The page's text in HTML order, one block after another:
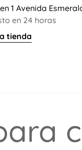
1 Avenida
en 24 horas
tienda